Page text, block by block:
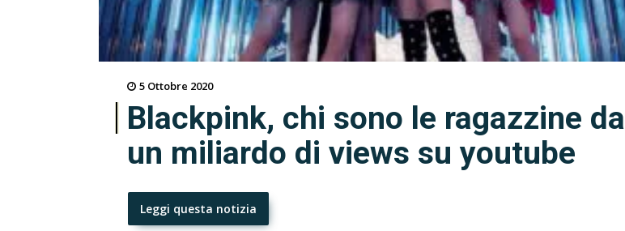
5 Ottobre 2020
Blackpink, chi sono le ragazzine da
un miliardo di views su youtube
Leggi questa notizia